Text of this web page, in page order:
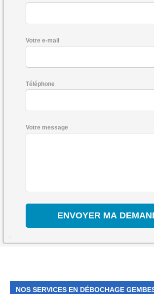
Votre e-mail
Téléphone
Votre message
NOS SERVICES EN DÉBOCHAGE